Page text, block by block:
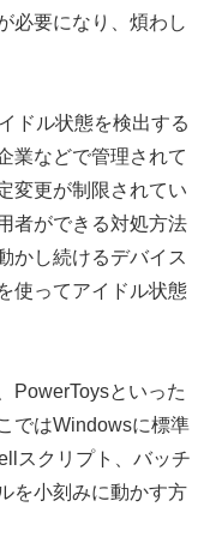
必要になり、煩わし
ドル状態を検出する
業などで管理されて
変更が制限されてい
者ができる対処方法
かし続けるデバイス
使ってアイドル状態
PowerToysといった
ではWindowsに標準
スクリプト、バッチ
を小刻みに動かす方